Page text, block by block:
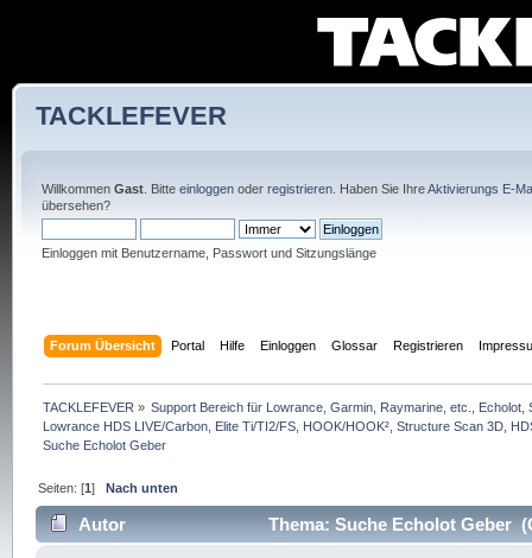
TACKLEFEVER
Willkommen Gast. Bitte einloggenoder registrieren. Haben Sie IhreAktivierungs E-
übersehen?
Einloggen mit Benutzername, Passwort und Sitzungslänge
Forum Übersicht Portal Hilfe Einloggen Glossar Registrieren
TACKLEFEVER » Support Bereich für Lowrance, Garmin, Raymarine, etc.,
Lowrance HDS LIVE/Carbon, Elite Ti/TI2/FS, HOOK/HOOK², Structure Scan 3D,
Suche Echolot Geber
Seiten: [1]Nach unten
Autor Thema: Suche Echolot Geber